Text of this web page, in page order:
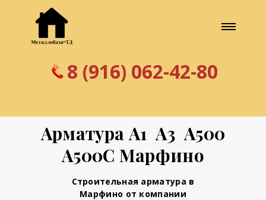
8 (916) 062-42-80
Арматура А1 А3 А500
А500С Марфино
Строительная арматура в
Марфино от компании